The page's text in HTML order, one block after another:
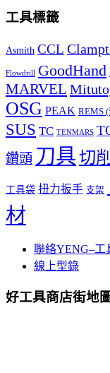
工具標籤
Asmith CCL
Flowdrill GoodHand
MARVEL
OSG PEAK REMS
SUS TC TENMARS
鑽頭 刀具切
工具袋 扭力扳手 支架
材
聯絡YENG–工
線上型錄
好工具商店街地圖